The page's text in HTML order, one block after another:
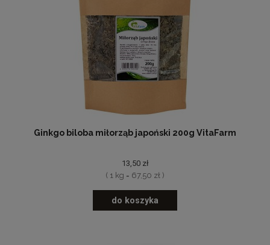
Ginkgo biloba miłorząb japoński 200g VitaFarm
13,50 zł
( 1 kg = 67,50 zł )
do koszyka